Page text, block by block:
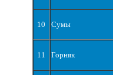
10 Сумы
11 Горняк